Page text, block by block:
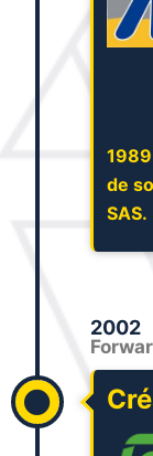
de
SAS.
2002